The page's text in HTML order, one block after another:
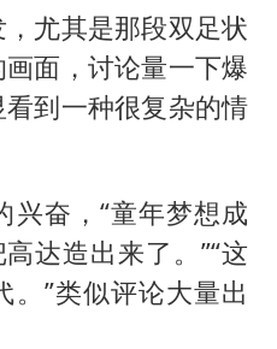
尤其是那段双足状
画面，讨论量一下爆
到一种很复杂的情
兴奋，“童年梦想成
达造出来了。”“这
。”类似评论大量出